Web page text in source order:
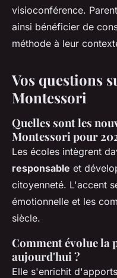
visioconférence.
ainsi bénéficier de
méthode à leur
Vos questions
Montessori
Quelles sont les
Montessori pour
Les écoles intègrent
responsable et
citoyenneté. L'accent
émotionnelle et les
siècle.
Comment évolue la
aujourd'hui ?
Elle s'enrichit